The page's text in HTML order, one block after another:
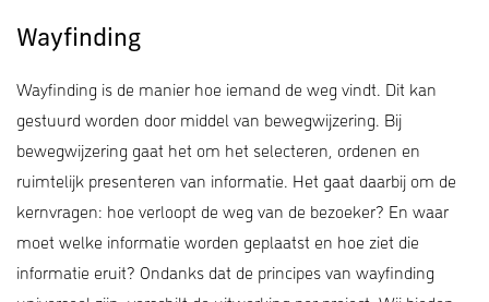
Wayfinding
Wayfinding is de manier hoe iemand de weg vindt. Dit kan
gestuurd worden door middel van bewegwijzering. Bij
bewegwijzering gaat het om het selecteren, ordenen en
ruimtelijk presenteren van informatie. Het gaat daarbij om de
kernvragen: hoe verloopt de weg van de bezoeker? En waar
moet welke informatie worden geplaatst en hoe ziet die
informatie eruit? Ondanks dat de principes van wayfinding